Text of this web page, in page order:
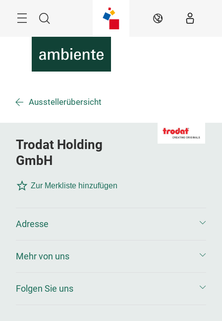
Suche DE
Ausstellerübersicht
Trodat Holding
GmbH
Zur Merkliste hinzufügen
Adresse
Mehr von uns
Folgen Sie uns